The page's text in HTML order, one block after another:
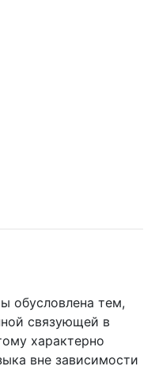
обусловлена тем,
связующей в
характерно
вне зависимости